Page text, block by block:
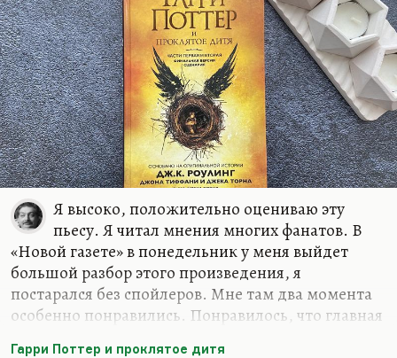
Я знал его как очень сильного публициста. Он
замечательно писал,…
Я высоко, положительно оцениваю эту
пьесу. Я читал мнения многих фанатов. В
«Новой газете» в понедельник у меня выйдет
большой разбор этого произведения, я
постарался без спойлеров. Мне там два момента
особенно понравились. Понравилось, что главная
Гарри Поттер и проклятое дитя